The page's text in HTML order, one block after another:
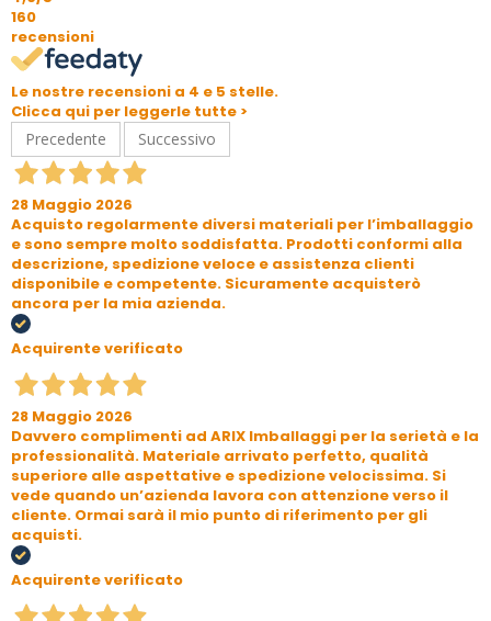
160
recensioni
Le nostre recensioni a 4 e 5 stelle.
Clicca qui per leggerle tutte >
Precedente
Successivo
28 Maggio 2026
Acquisto regolarmente diversi materiali per l’imballaggio
e sono sempre molto soddisfatta. Prodotti conformi alla
descrizione, spedizione veloce e assistenza clienti
disponibile e competente. Sicuramente acquisterò
ancora per la mia azienda.
Acquirente verificato
28 Maggio 2026
Davvero complimenti ad ARIX Imballaggi per la serietà e la
professionalità. Materiale arrivato perfetto, qualità
superiore alle aspettative e spedizione velocissima. Si
vede quando un’azienda lavora con attenzione verso il
cliente. Ormai sarà il mio punto di riferimento per gli
acquisti.
Acquirente verificato